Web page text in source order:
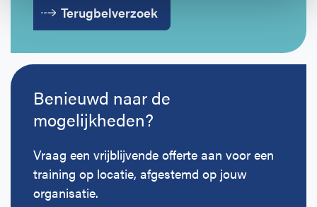
Terugbelverzoek
Benieuwd naar de
mogelijkheden?
Vraag een vrijblijvende offerte aan voor een
training op locatie, afgestemd op jouw
organisatie.